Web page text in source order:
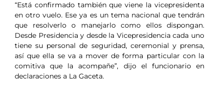
“Está confirmado también que viene la vicepresidenta
en otro vuelo. Ese ya es un tema nacional que tendrán
que resolverlo o manejarlo como ellos dispongan.
Desde Presidencia y desde la Vicepresidencia cada uno
tiene su personal de seguridad, ceremonial y prensa,
así que ella se va a mover de forma particular con la
comitiva que la acompañe”, dijo el funcionario en
declaraciones a La Gaceta.